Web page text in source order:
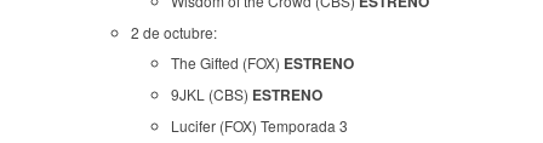
2 de octubre:
The Gifted (FOX) ESTRENO
9JKL (CBS) ESTRENO
Lucifer (FOX) Temporada 3